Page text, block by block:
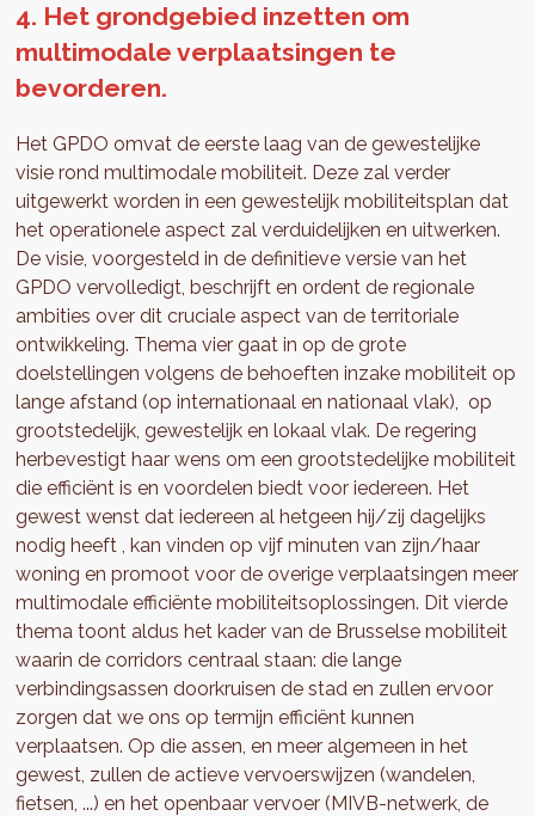
4. Het grondgebied inzetten om
multimodale verplaatsingen te
bevorderen.
Het GPDO omvat de eerste laag van de gewestelijke
visie rond multimodale mobiliteit. Deze zal verder
uitgewerkt worden in een gewestelijk mobiliteitsplan dat
het operationele aspect zal verduidelijken en uitwerken.
De visie, voorgesteld in de definitieve versie van het
GPDO vervolledigt, beschrijft en ordent de regionale
ambities over dit cruciale aspect van de territoriale
ontwikkeling. Thema vier gaat in op de grote
doelstellingen volgens de behoeften inzake mobiliteit op
lange afstand (op internationaal en nationaal vlak), op
grootstedelijk, gewestelijk en lokaal vlak. De regering
herbevestigt haar wens om een grootstedelijke mobiliteit
die efficiënt is en voordelen biedt voor iedereen. Het
gewest wenst dat iedereen al hetgeen hij/zij dagelijks
nodig heeft , kan vinden op vijf minuten van zijn/haar
woning en promoot voor de overige verplaatsingen meer
multimodale efficiënte mobiliteitsoplossingen. Dit vierde
thema toont aldus het kader van de Brusselse mobiliteit
waarin de corridors centraal staan: die lange
verbindingsassen doorkruisen de stad en zullen ervoor
zorgen dat we ons op termijn efficiënt kunnen
verplaatsen. Op die assen, en meer algemeen in het
gewest, zullen de actieve vervoerswijzen (wandelen,
fietsen, ...) en het openbaar vervoer (MIVB-netwerk, de